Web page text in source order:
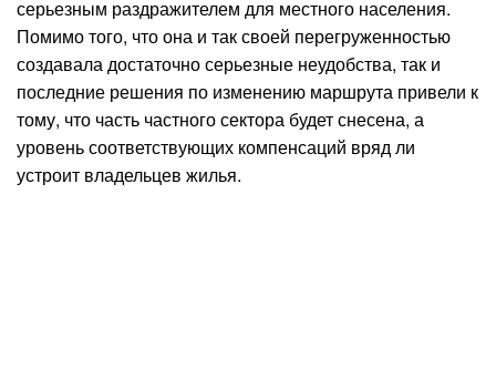
серьезным раздражителем для местного населения.
Помимо того, что она и так своей перегруженностью
создавала достаточно серьезные неудобства, так и
последние решения по изменению маршрута привели к
тому, что часть частного сектора будет снесена, а
уровень соответствующих компенсаций вряд ли
устроит владельцев жилья.